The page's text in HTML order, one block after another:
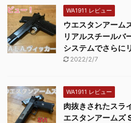
WA1911 レビュー
ウエスタンアー
リアルスチールバ
システムでさらに
2022/2/7
WA1911 レビュー
肉抜きされたスラ
エスタンアームズ